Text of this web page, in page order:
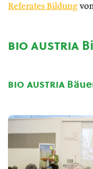
Referates Bildung
bio austria
bio austria